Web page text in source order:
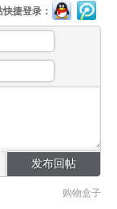
捷登录：
购物盒子